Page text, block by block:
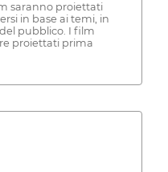
saranno proiettati
in base ai temi, in
pubblico. I film
proiettati prima